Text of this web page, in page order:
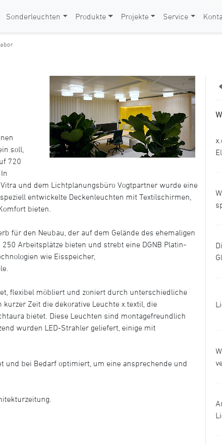
Sonderleuchten Produkte Projekte Service
soll,
720
und dem Lichtplanungsbüro Vogtpartner wurde eine
entwickelte Deckenleuchten mit Textilschirmen,
bieten.
für den Neubau, der auf dem Gelände des ehemaligen
Arbeitsplätze bieten und strebt eine DGNB Platin-
wie Eisspeicher,
flexibel möbliert und zoniert durch unterschiedliche
Zeit die dekorative Leuchte x.textil, die
bietet. Diese Leuchten sind montagefreundlich
wurden LED-Strahler geliefert, einige mit
und bei Bedarf optimiert, um eine ansprechende und